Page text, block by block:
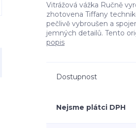
Vitrážová vážka Ručně
zhotovena Tiffany
pečlivě vybroušen a
jemných detailů. Tento
popis
Dostupnost
Nejsme plátci DPH